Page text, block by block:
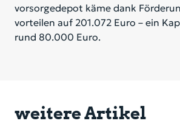
vor­sor­ge­de­pot käme dank
vor­tei­len auf 201.072 Euro – ein
rund 80.000 Euro.
weitere Artikel